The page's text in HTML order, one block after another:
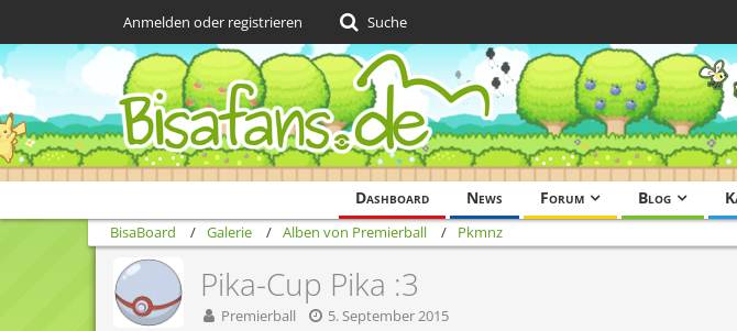
Dashboard News Forum Blog
Anmelden oder registrieren Suche
BisaBoard Galerie Alben von Premierball Pkmnz
Pika-Cup Pika :3
Premierball 5. September 2015